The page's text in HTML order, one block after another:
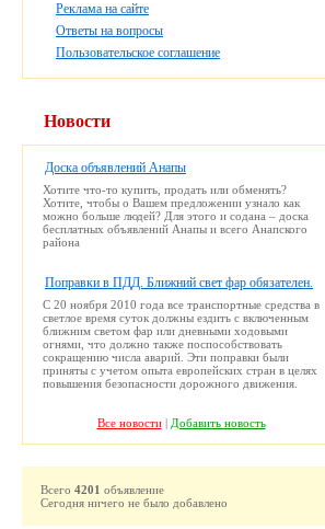
Реклама на сайте
Ответы на вопросы
Пользовательское соглашение
Новости
Доска объявлений Анапы
Хотите что-то купить, продать или обменять?
Хотите, чтобы о Вашем предложении узнало как
можно больше людей? Для этого и содана – доска
бесплатных объявлений Анапы и всего Анапского
района
Поправки в ПДД. Ближний свет фар обязателен.
С 20 ноября 2010 года все транспортные средства в
светлое время суток должны ездить с включенным
ближним светом фар или дневными ходовыми
огнями, что должно также поспособствовать
сокращению числа аварий. Эти поправки были
приняты с учетом опыта европейских стран в целях
повышения безопасности дорожного движения.
Все новости| Добавить новость
Всего 4201 объявление
Сегодня ничего не было добавлено